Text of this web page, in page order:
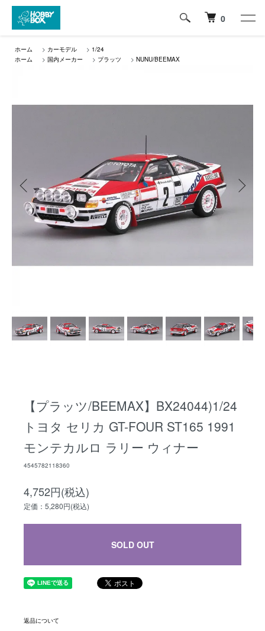
0
ホーム > カーモデル > 1/24
ホーム
> 国内メーカー > プラッツ > NUNU/BEEMAX
【プラッツ/BEEMAX】BX24044)1/24
トヨタ セリカ GT-FOUR ST165 1991
モンテカルロ ラリー ウィナー
4545782118360
4,752円(税込)
定価：5,280円(税込)
SOLD OUT
返品について